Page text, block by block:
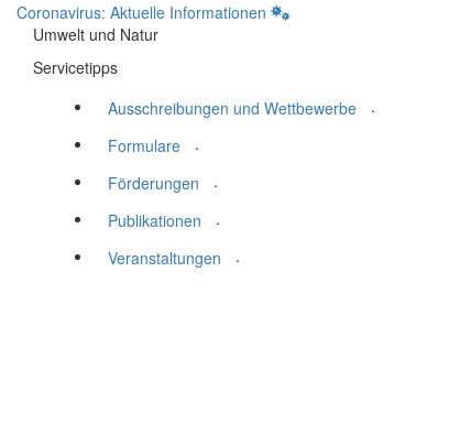
Coronavirus: Aktuelle Informationen
Umwelt und Natur
Servicetipps
Ausschreibungen und Wettbewerbe
.
Formulare
.
Förderungen
.
Publikationen
.
Veranstaltungen
.